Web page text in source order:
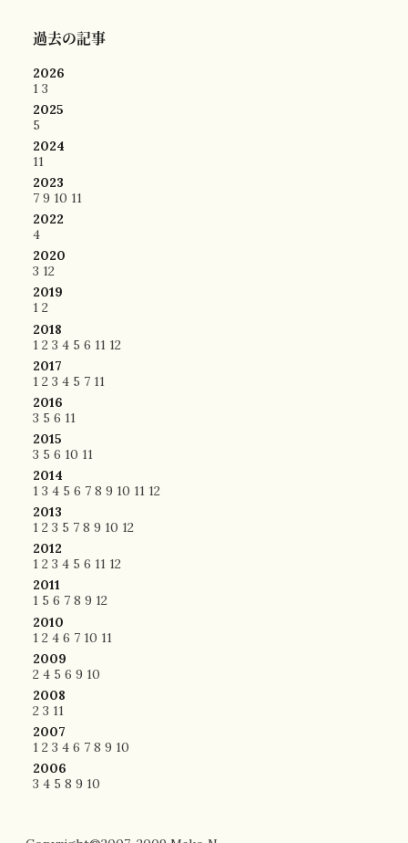
過去の記事
2026
1 3
2025
5
2024
11
2023
7 9 10 11
2022
4
2020
3 12
2019
1 2
2018
1 2 3 4 5 6 11 12
2017
1 2 3 4 5 7 11
2016
3 5 6 11
2015
3 5 6 10 11
2014
1 3 4 5 6 7 8 9 10 11 12
2013
1 2 3 5 7 8 9 10 12
2012
1 2 3 4 5 6 11 12
2011
1 5 6 7 8 9 12
2010
1 2 4 6 7 10 11
2009
2 4 5 6 9 10
2008
2 3 11
2007
1 2 3 4 6 7 8 9 10
2006
3 4 5 8 9 10